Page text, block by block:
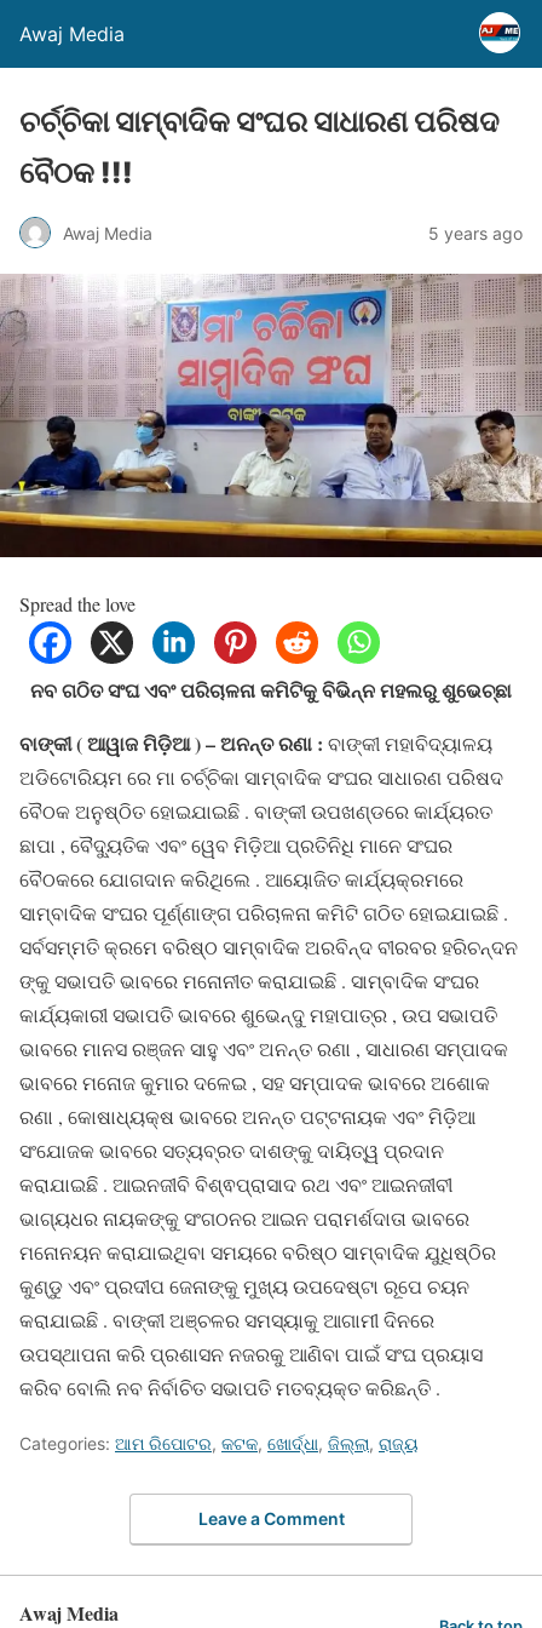
Awaj Media
ଚର୍ଚ୍ଚିକା ସାମ୍ବାଦିକ ସଂଘର ସାଧାରଣ ପରିଷଦ
ବୈଠକ !!!
Awaj Media 5 years ago
Spread the love
ନବ ଗଠିତ ସଂଘ ଏବଂ ପରିଚାଳନା କମିଟିକୁ ବିଭିନ୍ନ ମହଲରୁ ଶୁଭେଚ୍ଛା
ବାଙ୍କୀ ( ଆୱାଜ ମିଡ଼ିଆ ) – ଅନନ୍ତ ରଣା : ବାଙ୍କୀ ମହାବିଦ୍ୟାଳୟ
ଅଡିଟୋରିୟମ ରେ ମା ଚର୍ଚ୍ଚିକା ସାମ୍ବାଦିକ ସଂଘର ସାଧାରଣ ପରିଷଦ
ବୈଠକ ଅନୁଷ୍ଠିତ ହୋଇଯାଇଛି . ବାଙ୍କୀ ଉପଖଣ୍ଡରେ କାର୍ଯ୍ୟରତ
ଛାପା , ବୈଦ୍ୟୁତିକ ଏବଂ ୱେବ ମିଡ଼ିଆ ପ୍ରତିନିଧି ମାନେ ସଂଘର
ବୈଠକରେ ଯୋଗଦାନ କରିଥିଲେ . ଆୟୋଜିତ କାର୍ଯ୍ୟକ୍ରମରେ
ସାମ୍ବାଦିକ ସଂଘର ପୂର୍ଣ୍ଣାଙ୍ଗ ପରିଚାଳନା କମିଟି ଗଠିତ ହୋଇଯାଇଛି .
ସର୍ବସମ୍ମତି କ୍ରମେ ବରିଷ୍ଠ ସାମ୍ବାଦିକ ଅରବିନ୍ଦ ବୀରବର ହରିଚନ୍ଦନ
ଙ୍କୁ ସଭାପତି ଭାବରେ ମନୋନୀତ କରାଯାଇଛି . ସାମ୍ବାଦିକ ସଂଘର
କାର୍ଯ୍ୟକାରୀ ସଭାପତି ଭାବରେ ଶୁଭେନ୍ଦୁ ମହାପାତ୍ର , ଉପ ସଭାପତି
ଭାବରେ ମାନସ ରଞ୍ଜନ ସାହୁ ଏବଂ ଅନନ୍ତ ରଣା , ସାଧାରଣ ସମ୍ପାଦକ
ଭାବରେ ମନୋଜ କୁମାର ଦଳେଇ , ସହ ସମ୍ପାଦକ ଭାବରେ ଅଶୋକ
ରଣା , କୋଷାଧ୍ୟକ୍ଷ ଭାବରେ ଅନନ୍ତ ପଟ୍ଟନାୟକ ଏବଂ ମିଡ଼ିଆ
ସଂଯୋଜକ ଭାବରେ ସତ୍ୟବ୍ରତ ଦାଶଙ୍କୁ ଦାୟିତ୍ୱ ପ୍ରଦାନ
କରାଯାଇଛି . ଆଇନଜୀବି ବିଶ୍ଵପ୍ରାସାଦ ରଥ ଏବଂ ଆଇନଜୀବୀ
ଭାଗ୍ୟଧର ନାୟକଙ୍କୁ ସଂଗଠନର ଆଇନ ପରାମର୍ଶଦାତା ଭାବରେ
ମନୋନୟନ କରାଯାଇଥିବା ସମୟରେ ବରିଷ୍ଠ ସାମ୍ବାଦିକ ଯୁଧିଷ୍ଠିର
କୁଣ୍ଡୁ ଏବଂ ପ୍ରଦୀପ ଜେନାଙ୍କୁ ମୁଖ୍ୟ ଉପଦେଷ୍ଟା ରୂପେ ଚୟନ
କରାଯାଇଛି . ବାଙ୍କୀ ଅଞ୍ଚଳର ସମସ୍ୟାକୁ ଆଗାମୀ ଦିନରେ
ଉପସ୍ଥାପନା କରି ପ୍ରଶାସନ ନଜରକୁ ଆଣିବା ପାଇଁ ସଂଘ ପ୍ରୟାସ
କରିବ ବୋଲି ନବ ନିର୍ବାଚିତ ସଭାପତି ମତବ୍ୟକ୍ତ କରିଛନ୍ତି .
Categories: ଆମ ରିପୋଟର, କଟକ, ଖୋର୍ଦ୍ଧା, ଜିଲ୍ଲା, ରାଜ୍ୟ
Leave a Comment
Awaj Media